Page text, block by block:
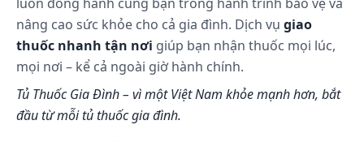
nâng cao sức khỏe cho cả gia đình. Dịch vụ giao
thuốc nhanh tận nơi giúp bạn nhận thuốc mọi lúc,
mọi nơi – kể cả ngoài giờ hành chính.
Tủ Thuốc Gia Đình – vì một Việt Nam khỏe mạnh hơn, bắt
đầu từ mỗi tủ thuốc gia đình.